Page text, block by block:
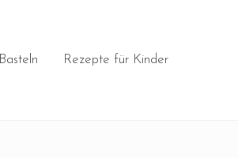
Basteln Rezepte für Kinder